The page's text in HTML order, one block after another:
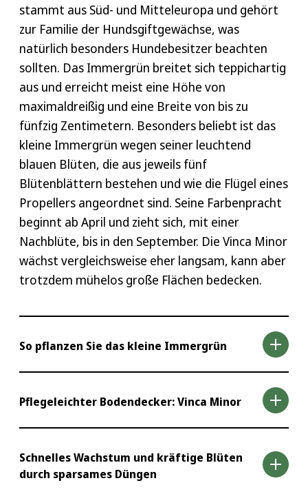
stammt aus Süd- und Mitteleuropa und gehört
zur Familie der Hundsgiftgewächse, was
natürlich besonders Hundebesitzer beachten
sollten. Das Immergrün breitet sich teppichartig
aus und erreicht meist eine Höhe von
maximaldreißig und eine Breite von bis zu
fünfzig Zentimetern. Besonders beliebt ist das
kleine Immergrün wegen seiner leuchtend
blauen Blüten, die aus jeweils fünf
Blütenblättern bestehen und wie die Flügel eines
Propellers angeordnet sind. Seine Farbenpracht
beginnt ab April und zieht sich, mit einer
Nachblüte, bis in den September. Die Vinca Minor
wächst vergleichsweise eher langsam, kann aber
trotzdem mühelos große Flächen bedecken.
So pflanzen Sie das kleine Immergrün
Das kleine Immergrün können Sie am besten im
bleibt Ihnen überlassen – das Immergrün kommt
mit allem zurecht, allerdings bildet es im
Pflegeleichter Bodendecker: Vinca Minor
So unkompliziert wie das Immergrün beim
Pflanzen ist, so einfach ist es auch in der Pflege.
Schnelles Wachstum und kräftige Blüten
durch sparsames Düngen